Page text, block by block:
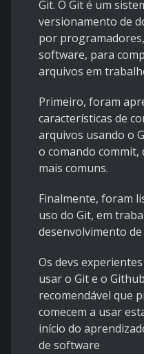
Git. O Git é um
versionamento de
por
software, para
arquivos em
Primeiro, foram
características de
arquivos usando o
o comando commit,
mais comuns.
Finalmente, foram
uso do Git, em
desenvolvimento
Os devs
usar o Git e o
recomendável que
comecem a usar
início do
de software